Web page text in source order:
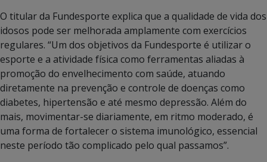
O titular da Fundesporte explica que a qualidade de vida dos
idosos pode ser melhorada amplamente com exercícios
regulares. “Um dos objetivos da Fundesporte é utilizar o
esporte e a atividade física como ferramentas aliadas à
promoção do envelhecimento com saúde, atuando
diretamente na prevenção e controle de doenças como
diabetes, hipertensão e até mesmo depressão. Além do
mais, movimentar-se diariamente, em ritmo moderado, é
uma forma de fortalecer o sistema imunológico, essencial
neste período tão complicado pelo qual passamos”.